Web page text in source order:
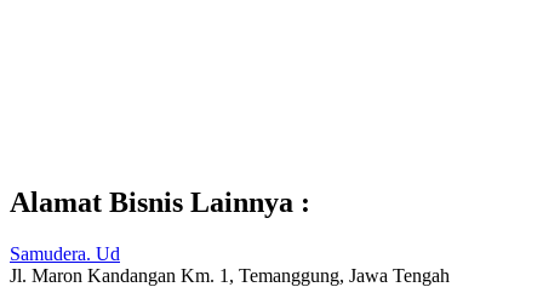
Alamat Bisnis Lainnya :
Samudera. Ud
Jl. Maron Kandangan Km. 1, Temanggung, Jawa Tengah